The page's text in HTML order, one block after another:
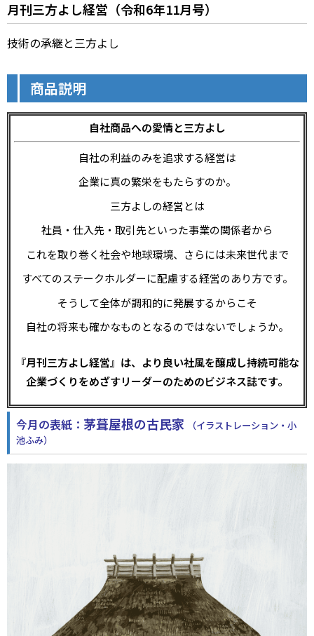
月刊三方よし経営（令和6年11月号）
技術の承継と三方よし
商品説明
自社商品への愛情と三方よし
自社の利益のみを追求する経営は
企業に真の繁栄をもたらすのか――。
三方よしの経営とは
社員・仕入先・取引先といった事業の関係者から
これを取り巻く社会や地球環境、さらには未来世代まで
すべてのステークホルダーに配慮する経営のあり方です。
そうして全体が調和的に発展するからこそ
自社の将来も確かなものとなるのではないでしょうか。
『月刊三方よし経営』は、より良い社風を醸成し持続可能な
企業づくりをめざすリーダーのためのビジネス誌です。
今月の表紙： 茅葺屋根の古民家
（イラストレーション・小
池ふみ）